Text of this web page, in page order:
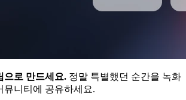
으로 만드세요. 정말 특별했던 순간을 녹화
뮤니티에 공유하세요.